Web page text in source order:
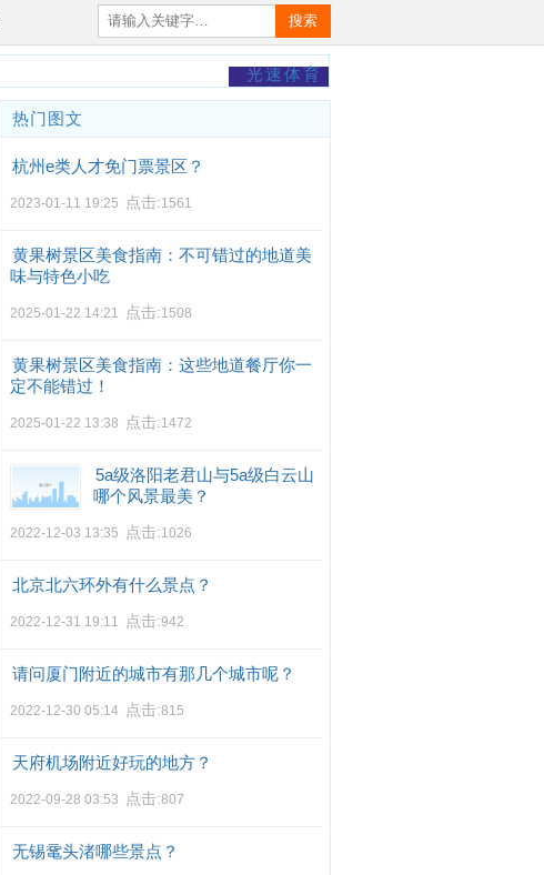
搜索
光速体育
热门图文
杭州e类人才免门票景区？
2023-01-11 19:25 点击:1561
黄果树景区美食指南：不可错过的地道美
味与特色小吃
2025-01-22 14:21 点击:1508
黄果树景区美食指南：这些地道餐厅你一
定不能错过！
2025-01-22 13:38 点击:1472
5a级洛阳老君山与5a级白云山
哪个风景最美？
2022-12-03 13:35 点击:1026
北京北六环外有什么景点？
2022-12-31 19:11 点击:942
请问厦门附近的城市有那几个城市呢？
2022-12-30 05:14 点击:815
天府机场附近好玩的地方？
2022-09-28 03:53 点击:807
无锡鼋头渚哪些景点？